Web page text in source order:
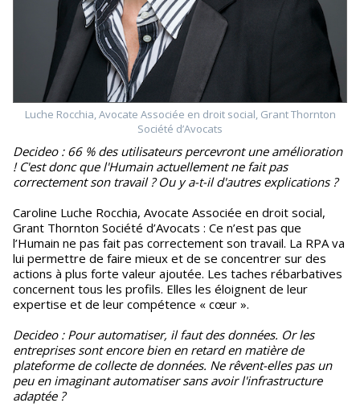
Luche Rocchia, Avocate Associée en droit social, Grant Thornton
Société d’Avocats
Decideo : 66 % des utilisateurs percevront une amélioration
! C'est donc que l'Humain actuellement ne fait pas
correctement son travail ? Ou y a-t-il d'autres explications ?
Caroline Luche Rocchia, Avocate Associée en droit social,
Grant Thornton Société d’Avocats : Ce n’est pas que
l’Humain ne pas fait pas correctement son travail. La RPA va
lui permettre de faire mieux et de se concentrer sur des
actions à plus forte valeur ajoutée. Les taches rébarbatives
concernent tous les profils. Elles les éloignent de leur
expertise et de leur compétence « cœur ».
Decideo : Pour automatiser, il faut des données. Or les
entreprises sont encore bien en retard en matière de
plateforme de collecte de données. Ne rêvent-elles pas un
peu en imaginant automatiser sans avoir l'infrastructure
adaptée ?